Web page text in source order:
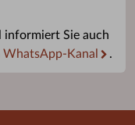
informiert Sie auch
WhatsApp-Kanal .